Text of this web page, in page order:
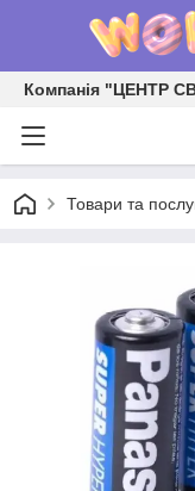
Компанія "ЦЕНТР
Товари та